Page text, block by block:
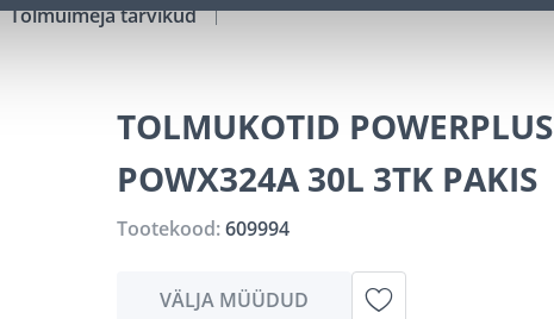
Tolmuimeja tarvikud
TOLMUKOTID POWERPLUS
POWX324A 30L 3TK PAKIS
Tootekood:609994
VÄLJA MÜÜDUD